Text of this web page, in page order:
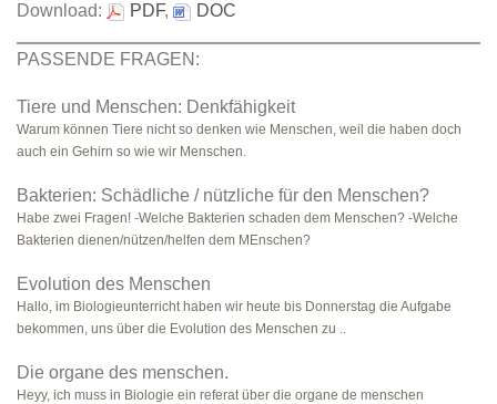
Download: PDF, DOC
PASSENDE FRAGEN:
Tiere und Menschen: Denkfähigkeit
Warum können Tiere nicht so denken wie Menschen, weil die haben doch
auch ein Gehirn so wie wir Menschen.
Bakterien: Schädliche / nützliche für den Menschen?
Habe zwei Fragen! -Welche Bakterien schaden dem Menschen? -Welche
Bakterien dienen/nützen/helfen dem MEnschen?
Evolution des Menschen
Hallo, im Biologieunterricht haben wir heute bis Donnerstag die Aufgabe
bekommen, uns über die Evolution des Menschen zu ..
Die organe des menschen.
Heyy, ich muss in Biologie ein referat über die organe de menschen